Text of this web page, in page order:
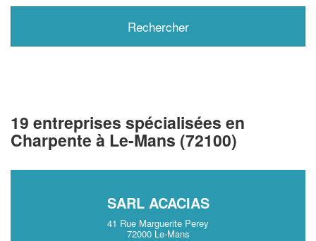
19 entreprises spécialisées en
Charpente à Le-Mans (72100)
SARL ACACIAS
41 Rue Marguerite Perey
72000 Le-Mans